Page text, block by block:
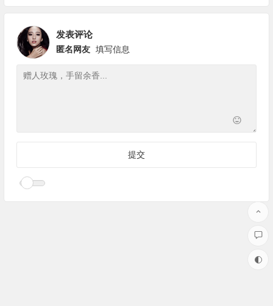
深度思考的新纪元
发表评论
匿名网友 填写信息